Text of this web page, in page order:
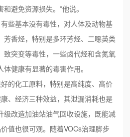
避免资源损失。”他说。
些基本没有毒性，对人体及动物基
芳香烃，特别是多环芳烃、二噁英类
致突变等毒性，一些卤代烃和含氮氧
健康有显著的毒害作用。
的化工原料，特别是高纯度、高价
、经济三种效益，其泄漏消耗也是
级改造加油站油气回收设施，既能减
值也很可观。随着VOCs治理脚步